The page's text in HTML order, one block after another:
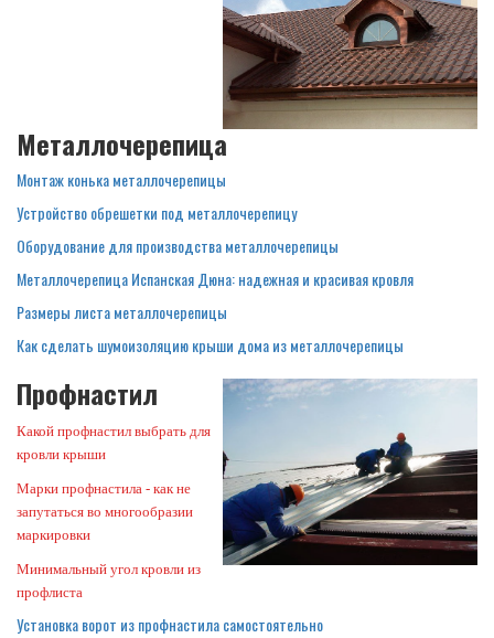
Металлочерепица
Монтаж конька металлочерепицы
Устройство обрешетки под металлочерепицу
Оборудование для производства металлочерепицы
Металлочерепица Испанская Дюна: надежная и красивая кровля
Размеры листа металлочерепицы
Как сделать шумоизоляцию крыши дома из металлочерепицы
Профнастил
Какой профнастил выбрать для
кровли крыши
Марки профнастила - как не
запутаться во многообразии
маркировки
Минимальный угол кровли из
профлиста
Установка ворот из профнастила самостоятельно